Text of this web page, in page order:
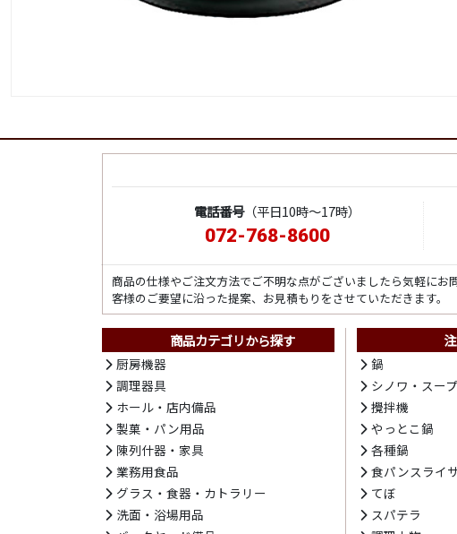
電話番号（平日10時～17時）
072-768-8600
商品の仕様やご注文方法でご不明な点がございましたら気軽に
客様のご要望に沿った提案、お見積もりをさせていただきます。
商品カテゴリから探す
厨房機器
調理器具
ホール・店内備品
製菓・パン用品
陳列什器・家具
業務用食品
グラス・食器・カトラリー
洗面・浴場用品
鍋
シノワ・スー
攪拌機
やっとこ鍋
各種鍋
食パンスライ
てぼ
スパテラ